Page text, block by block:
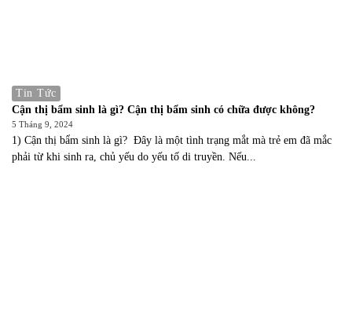
Tin Tức
Cận thị bẩm sinh là gì? Cận thị bẩm sinh có chữa được không?
5 Tháng 9, 2024
1) Cận thị bẩm sinh là gì? Đây là một tình trạng mắt mà trẻ em đã mắc
phải từ khi sinh ra, chủ yếu do yếu tố di truyền. Nếu...